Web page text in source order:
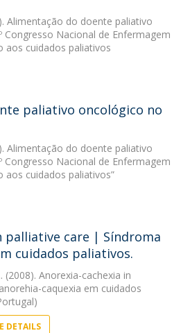
Alimentação do doente paliativo
Nacional de Enfermagem
aos cuidados paliativos
paliativo oncológico no
Alimentação do doente paliativo
Nacional de Enfermagem
aos cuidados paliativos”
palliative care | Síndroma
cuidados paliativos.
(2008). Anorexia-cachexia in
caquexia em cuidados
DETAILS